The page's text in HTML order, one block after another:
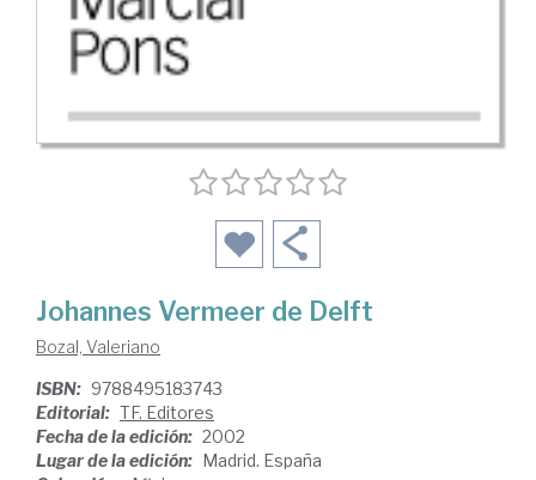
Johannes Vermeer de Delft
Bozal, Valeriano
ISBN: 9788495183743
Editorial: TF. Editores
Fecha de la edición: 2002
Lugar de la edición: Madrid. España